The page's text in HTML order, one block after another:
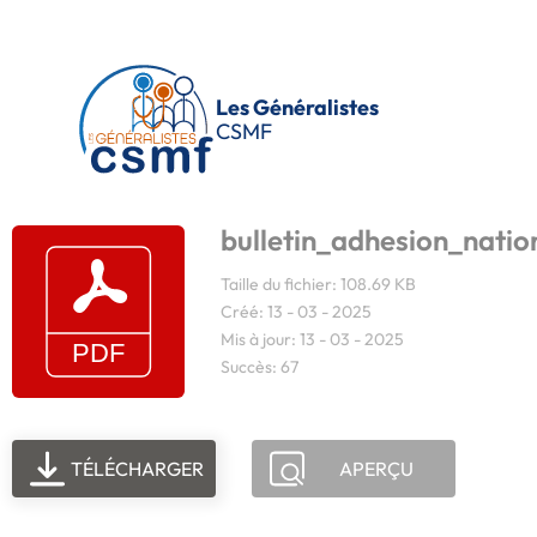
Les Généralistes
CSMF
Taille du fichier: 108.69 KB
Créé: 13 - 03 - 2025
Mis à jour: 13 - 03 - 2025
Succès: 67
TÉLÉCHARGER APERÇU